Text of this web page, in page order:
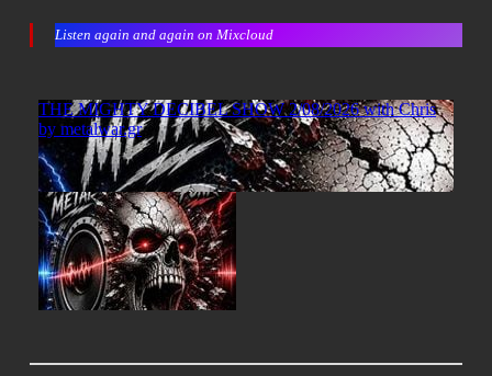
Listen again and again on Mixcloud